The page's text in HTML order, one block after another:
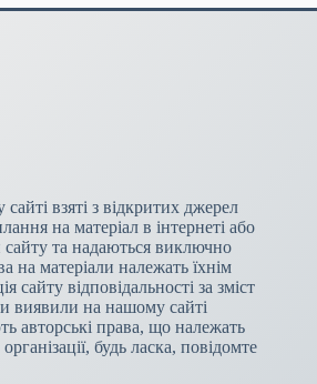
взяті з відкритих джерел
на матеріал в інтернеті або
сайту та надаються виключно
на матеріали належать їхнім
сайту відповідальності за зміст
виявили на нашому сайті
авторські права, що належать
будь ласка, повідомте